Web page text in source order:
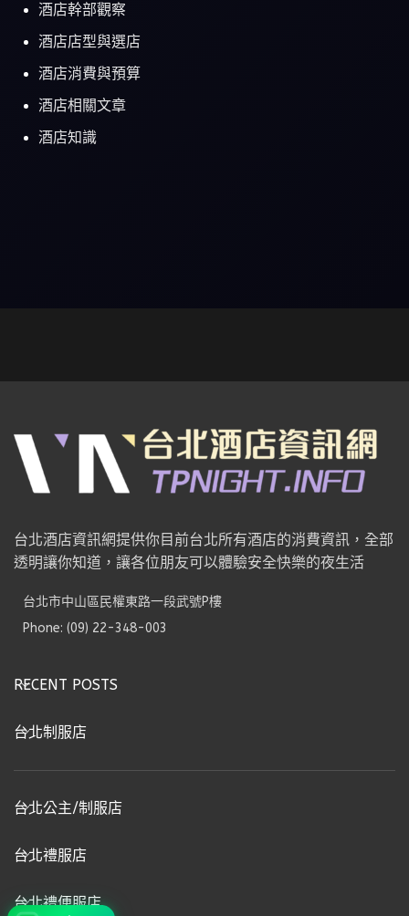
酒店幹部觀察
酒店店型與選店
酒店消費與預算
酒店相關文章
酒店知識
台北酒店資訊網提供你目前台北所有酒店的消費資訊，全部
透明讓你知道，讓各位朋友可以體驗安全快樂的夜生活
台北市中山區民權東路一段武號P樓
Phone: (09) 22-348-003
RECENT POSTS
台北制服店
台北公主/制服店
台北禮服店
台北禮便服店